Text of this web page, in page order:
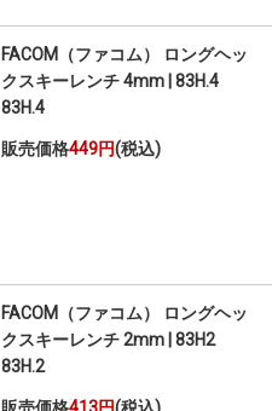
FACOM（ファコム） ロングヘッ
クスキーレンチ 4mm | 83H.4
83H.4
販売価格449円(税込)
FACOM（ファコム） ロングヘッ
クスキーレンチ 2mm | 83H2
83H.2
販売価格413円(税込)